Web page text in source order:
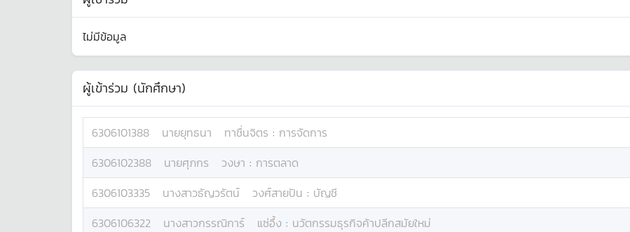
ไม่มีข้อมูล
ผู้เข้าร่วม (นักศึกษา)
6306101388 นายยุทธนา ทาชื่นจิตร : การจัดการ
6306102388
นายศุภกร วงษา : การตลาด
6306103335
นางสาวธัญวรัตน์ วงศ์สายปัน : บัญชี
6306106322
นางสาวกรรณิการ์ แซ่อึ้ง : นวัตกรรมธุรกิจค้าปลีกสมัยใหม่